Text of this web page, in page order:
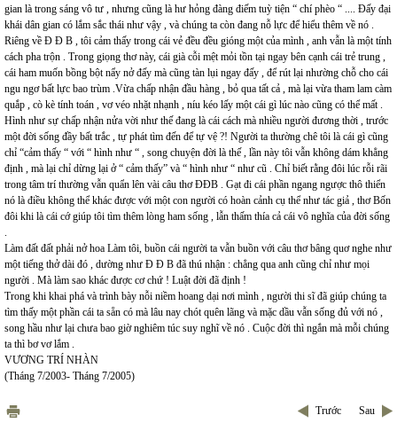
gian là trong sáng vô tư , nhưng cũng là hư hỏng đàng điếm tuỳ tiện “ chí phèo “ .... Đấy đại
khái dân gian có lắm sắc thái như vậy , và chúng ta còn đang nỗ lực để hiểu thêm về nó .
Riêng về Đ Đ B , tôi cảm thấy trong cái vẻ đều đều gióng một của mình , anh vẫn là một tính
cách pha trộn . Trong giọng thơ này, cái già cỗi mệt mỏi tồn tại ngay bên cạnh cái trẻ trung ,
cái ham muốn bồng bột nẩy nở đấy mà cũng tàn lụi ngay đấy , để rút lại nhường chỗ cho cái
ngu ngơ bất lực bao trùm .Vừa chấp nhận đầu hàng , bỏ qua tất cả , mà lại vừa tham lam càm
quắp , cò kè tính toán , vơ véo nhặt nhạnh , níu kéo lấy một cái gì lúc nào cũng có thể mất .
Hình như sự chấp nhận nửa vời như thế đang là cái cách mà nhiều người đương thời , trước
một đời sống đầy bất trắc , tự phát tìm đến để tự vệ ?! Người ta thường chê tôi là cái gì cũng
chỉ “cảm thấy “ với “ hình như “ , song chuyện đời là thế , lần này tôi vẫn không dám khẳng
định , mà lại chỉ dừng lại ở “ cảm thấy” và “ hình như “ như cũ . Chỉ biết rằng đôi lúc rỗi rãi
trong tâm trí thường vẫn quẩn lên vài câu thơ ĐĐB . Gạt đi cái phần ngang ngược thô thiển
nó là điều không thể khác được với một con người có hoàn cảnh cụ thể như tác giả , thơ Bốn
đôi khi là cái cớ giúp tôi tìm thêm lòng ham sống , lẫn thấm thía cả cái vô nghĩa của đời sống
.
Làm đất đất phải nở hoa Làm tôi, buồn cái người ta vẫn buồn với câu thơ bâng quơ nghe như
một tiếng thở dài đó , dường như Đ Đ B đã thú nhận : chẳng qua anh cũng chỉ như mọi
người . Mà làm sao khác được cơ chứ ! Luật đời đã định !
Trong khi khai phá và trình bày nỗi niềm hoang dại nơi mình , người thi sĩ đã giúp chúng ta
tìm thấy một phần cái ta sẵn có mà lâu nay chót quên lãng và mặc dầu vẫn sống đủ với nó ,
song hầu như lại chưa bao giờ nghiêm túc suy nghĩ về nó . Cuộc đời thì ngắn mà mỗi chúng
ta thì bơ vơ lắm .
VƯƠNG TRÍ NHÀN
(Tháng 7/2003- Tháng 7/2005)
Trước Sau